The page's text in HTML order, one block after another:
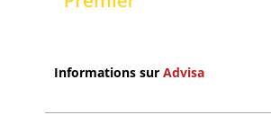
Informations sur Advisa